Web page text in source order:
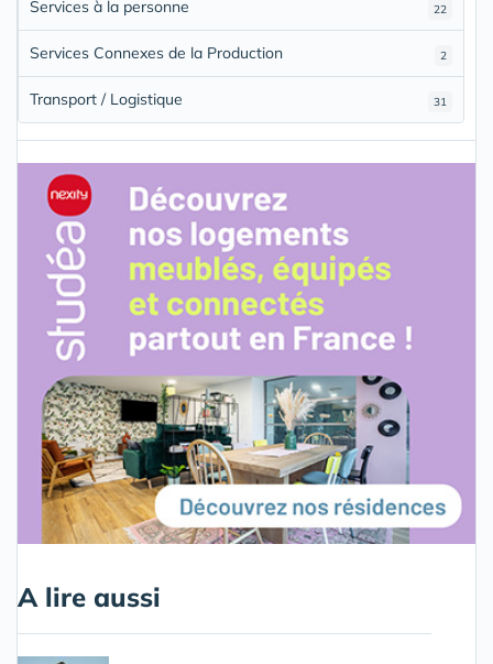
22
Services à la personne
2
Services Connexes de la Production
31
Transport / Logistique
A lire aussi